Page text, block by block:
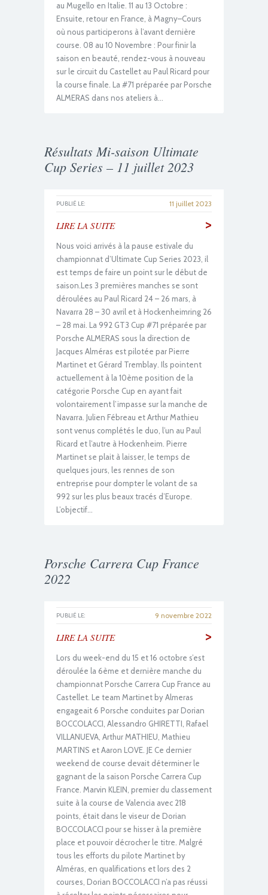
au Mugello en Italie. 11 au 13 Octobre :
Ensuite, retour en France, à Magny–Cours
où nous participerons à l’avant dernière
course. 08 au 10 Novembre : Pour finir la
saison en beauté, rendez-vous à nouveau
sur le circuit du Castellet au Paul Ricard pour
la course finale. La #71 préparée par Porsche
ALMERAS dans nos ateliers à…
Résultats Mi-saison Ultimate
Cup Series – 11 juillet 2023
PUBLIÉ LE: 11 juillet 2023
LIRE LA SUITE >
Nous voici arrivés à la pause estivale du
championnat d’Ultimate Cup Series 2023, il
est temps de faire un point sur le début de
saison.Les 3 premières manches se sont
déroulées au Paul Ricard 24 – 26 mars, à
Navarra 28 – 30 avril et à Hockenheimring 26
– 28 mai. La 992 GT3 Cup #71 préparée par
Porsche ALMERAS sous la direction de
Jacques Alméras est pilotée par Pierre
Martinet et Gérard Tremblay. Ils pointent
actuellement à la 10ème position de la
catégorie Porsche Cup en ayant fait
volontairement l’impasse sur la manche de
Navarra. Julien Fébreau et Arthur Mathieu
sont venus complétés le duo, l’un au Paul
Ricard et l’autre à Hockenheim. Pierre
Martinet se plait à laisser, le temps de
quelques jours, les rennes de son
entreprise pour dompter le volant de sa
992 sur les plus beaux tracés d’Europe.
L’objectif…
Porsche Carrera Cup France
2022
PUBLIÉ LE: 9 novembre 2022
LIRE LA SUITE >
Lors du week-end du 15 et 16 octobre s’est
déroulée la 6ème et dernière manche du
championnat Porsche Carrera Cup France au
Castellet. Le team Martinet by Almeras
engageait 6 Porsche conduites par Dorian
BOCCOLACCI, Alessandro GHIRETTI, Rafael
VILLANUEVA, Arthur MATHIEU, Mathieu
MARTINS et Aaron LOVE. JE Ce dernier
weekend de course devait déterminer le
gagnant de la saison Porsche Carrera Cup
France. Marvin KLEIN, premier du classement
suite à la course de Valencia avec 218
points, était dans le viseur de Dorian
BOCCOLACCI pour se hisser à la première
place et pouvoir décrocher le titre. Malgré
tous les efforts du pilote Martinet by
Alméras, en qualifications et lors des 2
courses, Dorian BOCCOLACCI n’a pas réussi